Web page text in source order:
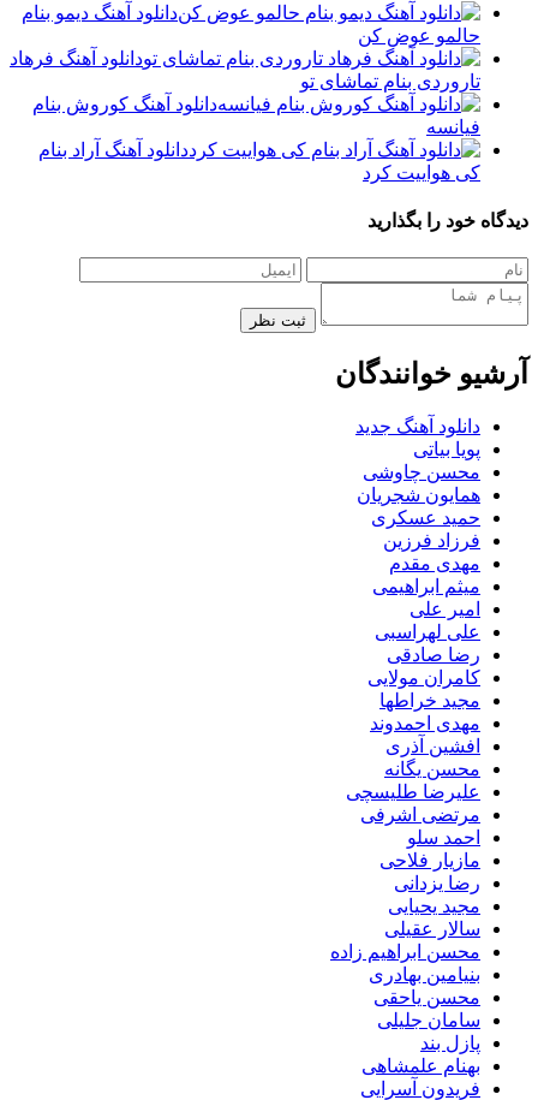
دانلود آهنگ دیمو بنام
حالمو عوض کن
دانلود آهنگ فرهاد
تاروردی بنام تماشای تو
دانلود آهنگ کوروش بنام
فیانسه
دانلود آهنگ آراد بنام
کی هواییت کرد
دیدگاه خود را بگذارید
ثبت نظر
آرشیو خوانندگان
دانلود آهنگ جدید
پویا بیاتی
محسن چاوشی
همایون شجریان
حمید عسکری
فرزاد فرزین
مهدی مقدم
میثم ابراهیمی
امیر علی
علی لهراسبی
رضا صادقی
کامران مولایی
مجید خراطها
مهدی احمدوند
افشین آذری
محسن یگانه
علیرضا طلیسچی
مرتضی اشرفی
احمد سلو
مازیار فلاحی
رضا یزدانی
مجید یحیایی
سالار عقیلی
محسن ابراهیم زاده
بنیامین بهادری
محسن یاحقی
سامان جلیلی
پازل بند
بهنام علمشاهی
فریدون آسرایی